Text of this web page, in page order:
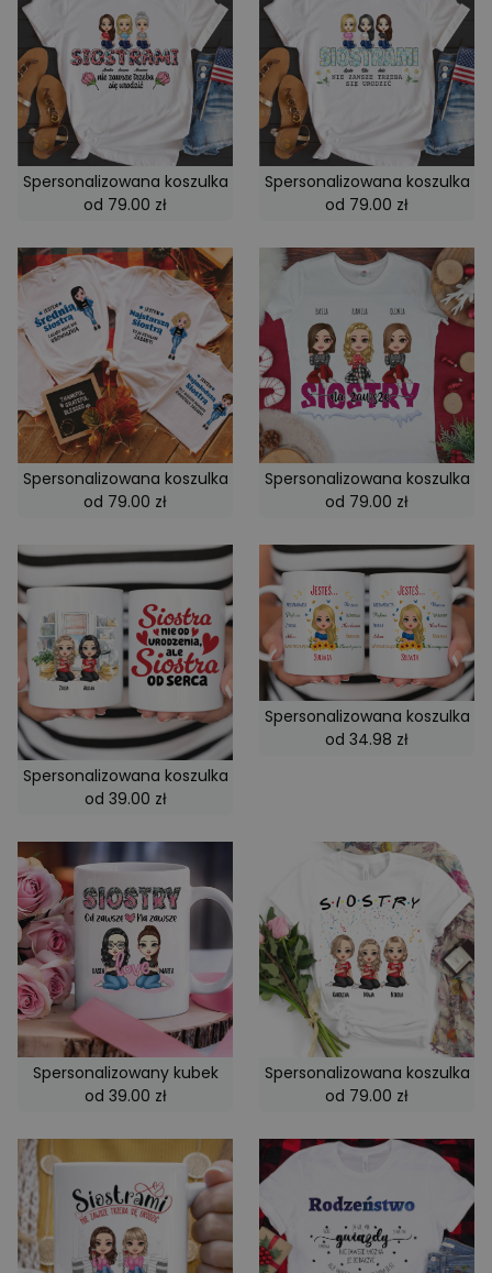
Spersonalizowana koszulka
od 79.00 zł
Spersonalizowana koszulka
od 79.00 zł
Spersonalizowana koszulka
od 79.00 zł
Spersonalizowana koszulka
od 79.00 zł
Spersonalizowana koszulka
od 39.00 zł
Spersonalizowana koszulka
od 34.98 zł
Spersonalizowany kubek
od 39.00 zł
Spersonalizowana koszulka
od 79.00 zł